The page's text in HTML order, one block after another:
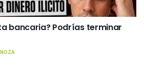
bancaria? Podrías terminar